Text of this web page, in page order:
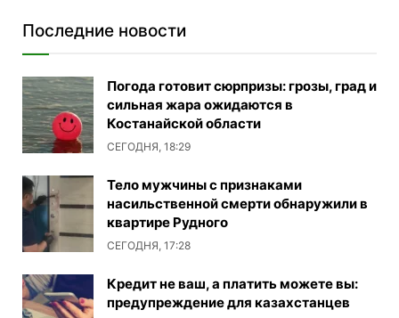
Последние новости
Погода готовит сюрпризы: грозы, град и
сильная жара ожидаются в
Костанайской области
СЕГОДНЯ, 18:29
Тело мужчины с признаками
насильственной смерти обнаружили в
квартире Рудного
СЕГОДНЯ, 17:28
Кредит не ваш, а платить можете вы:
предупреждение для казахстанцев